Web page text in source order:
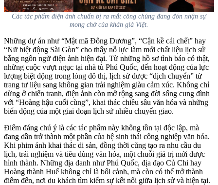
Các tác phẩm điện ảnh chuẩn bị ra mắt công chúng đang đón nhận sự
mong chờ của khán giả Việt.
Những dự án như “Mật mã Đông Dương”, “Cận kề cái chết” hay
“Nữ biệt động Sài Gòn” cho thấy nỗ lực làm mới chất liệu lịch sử
bằng ngôn ngữ điện ảnh hiện đại. Từ những hồ sơ tình báo có thật,
những cuộc vượt ngục tại nhà tù Phú Quốc, đến hoạt động của lực
lượng biệt động trong lòng đô thị, lịch sử được “dịch chuyển” từ
trang tư liệu sang không gian trải nghiệm giàu cảm xúc. Không chỉ
dừng ở chiến tranh, điện ảnh còn mở rộng sang đời sống cung đình
với “Hoàng hậu cuối cùng”, khai thác chiều sâu văn hóa và những
biến động của một giai đoạn lịch sử nhiều chuyển giao.
Điểm đáng chú ý là các tác phẩm này không tồn tại độc lập, mà
đang dần trở thành một phần của hệ sinh thái công nghiệp văn hóa.
Khi phim ảnh khai thác di sản, đồng thời cũng tạo ra nhu cầu du
lịch, trải nghiệm và tiêu dùng văn hóa, một chuỗi giá trị mới được
hình thành. Những địa danh như Phú Quốc, địa đạo Củ Chi hay
Hoàng thành Huế không chỉ là bối cảnh, mà còn có thể trở thành
điểm đến, nơi du khách tìm kiếm sự kết nối giữa lịch sử và hiện tại.